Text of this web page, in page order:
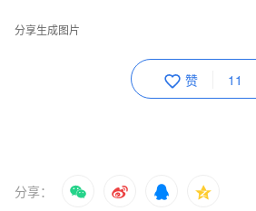
分享生成图片
赞 11
分享：